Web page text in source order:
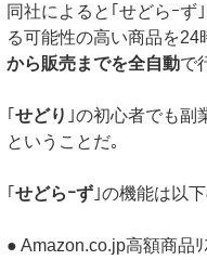
同社によると｢せどらｰず
る可能性の高い商品を24
から販売までを全自動で
｢ せどり ｣の初心者でも副
ということだ｡
｢ せどらｰず ｣の機能は以
● Amazon.co.jp高額商品